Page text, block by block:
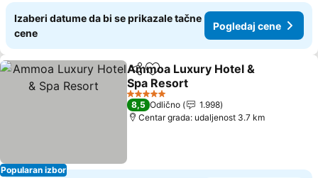
Izaberi datume da bi se prikazale tačne
cene
Pogledaj cene
Popularan izbor
Deli Dodati u favorite
Ammoa Luxury Hotel &
Spa Resort
5 Zvezdice
8,5 Odlično
1.998
Centar grada: udaljenost 3.7 km